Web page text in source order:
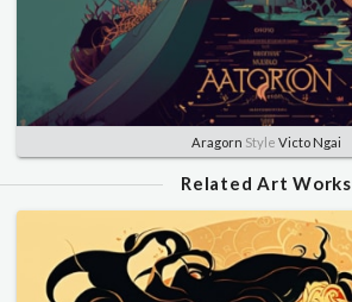
Aragorn Style Victo Ngai
Related Art Works